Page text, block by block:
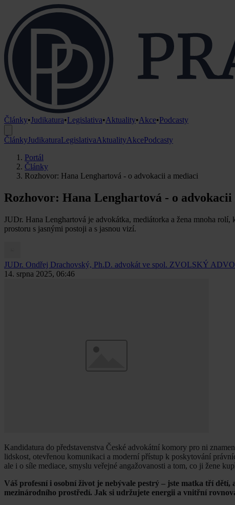
Články•Judikatura•Legislativa•Aktuality•Akce•Podcasty
ČlánkyJudikaturaLegislativaAktualityAkcePodcasty
Portál
Články
Rozhovor: Hana Lenghartová - o advokacii a mediaci
Rozhovor: Hana Lenghartová - o advokacii
JUDr. Hana Lenghartová je advokátka, mediátorka a žena mnoha
prostoru s jasnými postoji a s jasnou vizí.
JUDr. Ondřej Drachovský, Ph.D. advokát ve spol. ZVOLSKÝ
14. srpna 2025, 06:46
Kandidatura do představenstva České advokátní komory pro ni
lidskost, otevřenou komunikaci a moderní přístup k poskytování
ale i o síle mediace, smyslu veřejné angažovanosti a tom, co ji žene
Váš profesní i osobní život je nebývale pestrý – jste matka tří
mezinárodního prostředí. Jak si udržujete energii a vnitřní